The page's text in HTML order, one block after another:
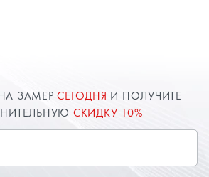
ЗАМЕРСЕГОДНЯ И ПОЛУЧИТЕ
СКИДКУ 10%